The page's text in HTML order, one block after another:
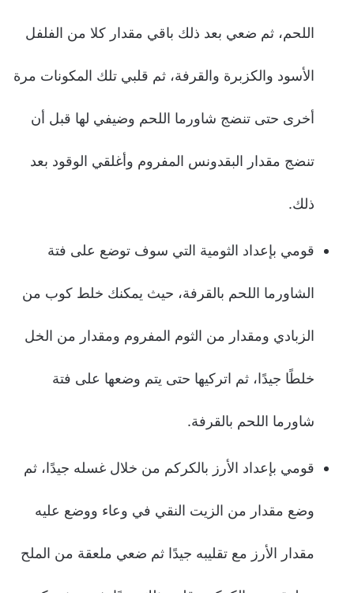
اللحم، ثم ضعي بعد ذلك باقي مقدار كلا من الفلفل
الأسود والكزبرة والقرفة، ثم قلبي تلك المكونات مرة
أخرى حتى تنضج شاورما اللحم وضيفي لها قبل أن
تنضج مقدار البقدونس المفروم وأغلقي الوقود بعد
ذلك.
قومي بإعداد الثومية التي سوف توضع على فتة
الشاورما اللحم بالقرفة، حيث يمكنك خلط كوب من
الزبادي ومقدار من الثوم المفروم ومقدار من الخل
خلطًا جيدًا، ثم اتركيها حتى يتم وضعها على فتة
شاورما اللحم بالقرفة.
قومي بإعداد الأرز بالكركم من خلال غسله جيدًا، ثم
وضع مقدار من الزيت النقي في وعاء ووضع عليه
مقدار الأرز مع تقليبه جيدًا ثم ضعي ملعقة من الملح